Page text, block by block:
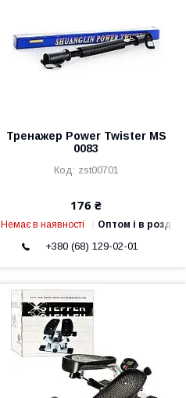
Тренажер Power Twister MS
0083
zst00701
176 ₴
Немає в наявності Оптом і в роздріб
+380 (68) 129-02-01